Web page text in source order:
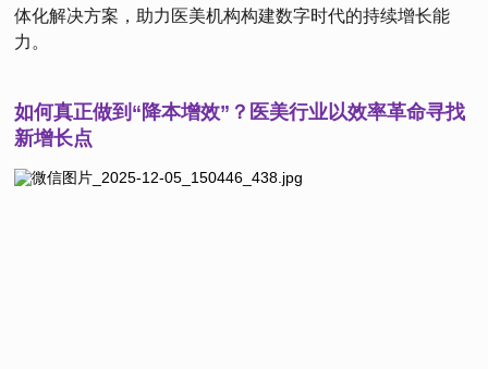
体化解决方案，助力医美机构构建数字时代的持续增长能
力。
如何真正做到“降本增效”？医美行业以效率革命寻找
新增长点